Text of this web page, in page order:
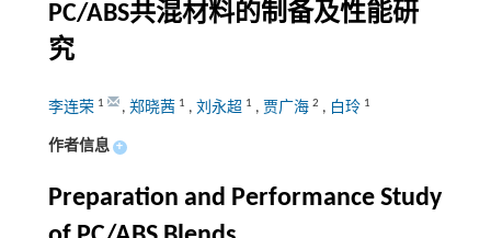
PC/ABS共混材料的制备及性能研
究
李连荣 1 , 郑晓茜 1 , 刘永超 1 , 贾广海 2 , 白玲 1
作者信息 +
Preparation and Performance Study